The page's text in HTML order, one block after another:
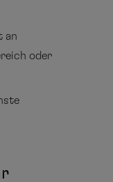
an
oder